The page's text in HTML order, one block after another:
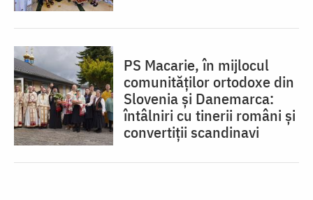
PS Macarie, în mijlocul
comunităților ortodoxe din
Slovenia și Danemarca:
întâlniri cu tinerii români și
convertiții scandinavi